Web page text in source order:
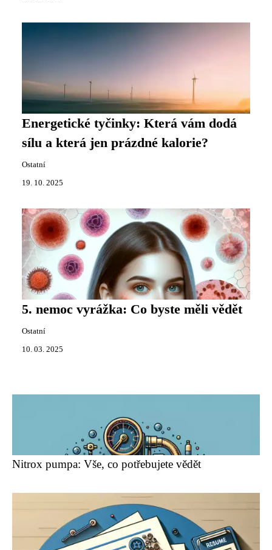
Energetické tyčinky: Která vám dodá
sílu a která jen prázdné kalorie?
Ostatní
19. 10. 2025
5. nemoc vyrážka: Co byste měli vědět
Ostatní
10. 03. 2025
Nitrox pumpa: Vše, co potřebujete vědět